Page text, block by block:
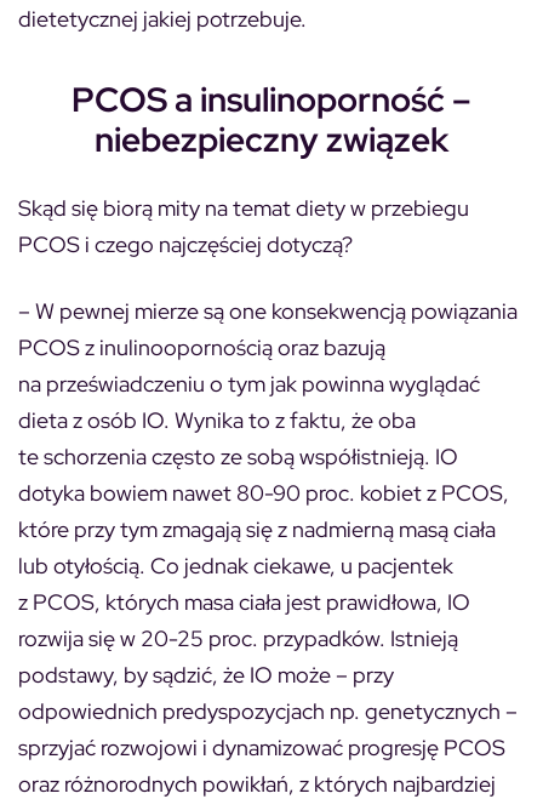
dietetycznej jakiej potrzebuje.
PCOS a insulinoporność –
niebezpieczny związek
Skąd się biorą mity na temat diety w przebiegu
PCOS i czego najczęściej dotyczą?
– W pewnej mierze są one konsekwencją powiązania
PCOS z inulinoopornością oraz bazują
na przeświadczeniu o tym jak powinna wyglądać
dieta z osób IO. Wynika to z faktu, że oba
te schorzenia często ze sobą współistnieją. IO
dotyka bowiem nawet 80-90 proc. kobiet z PCOS,
które przy tym zmagają się z nadmierną masą ciała
lub otyłością. Co jednak ciekawe, u pacjentek
z PCOS, których masa ciała jest prawidłowa, IO
rozwija się w 20-25 proc. przypadków. Istnieją
podstawy, by sądzić, że IO może – przy
odpowiednich predyspozycjach np. genetycznych –
sprzyjać rozwojowi i dynamizować progresję PCOS
oraz różnorodnych powikłań, z których najbardziej